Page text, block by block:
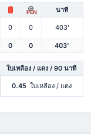
PEN นาที
0 0 403'
0 0 403'
ใบเหลือง / แดง / 90 นาที
0.45 ใบเหลือง / แดง